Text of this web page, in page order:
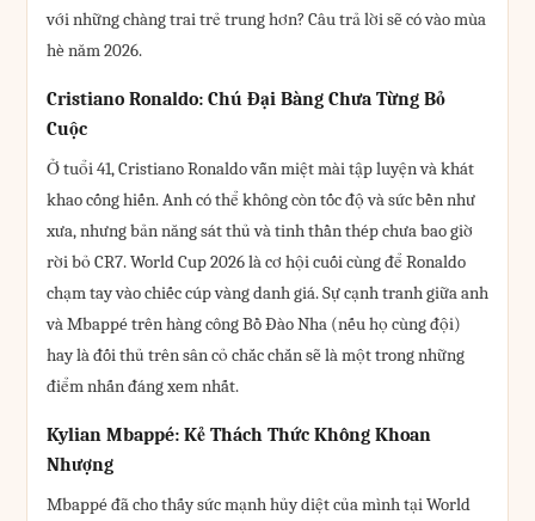
với những chàng trai trẻ trung hơn? Câu trả lời sẽ có vào mùa
hè năm 2026.
Cristiano Ronaldo: Chú Đại Bàng Chưa Từng Bỏ
Cuộc
Ở tuổi 41, Cristiano Ronaldo vẫn miệt mài tập luyện và khát
khao cống hiến. Anh có thể không còn tốc độ và sức bền như
xưa, nhưng bản năng sát thủ và tinh thần thép chưa bao giờ
rời bỏ CR7. World Cup 2026 là cơ hội cuối cùng để Ronaldo
chạm tay vào chiếc cúp vàng danh giá. Sự cạnh tranh giữa anh
và Mbappé trên hàng công Bồ Đào Nha (nếu họ cùng đội)
hay là đối thủ trên sân cỏ chắc chắn sẽ là một trong những
điểm nhấn đáng xem nhất.
Kylian Mbappé: Kẻ Thách Thức Không Khoan
Nhượng
Mbappé đã cho thấy sức mạnh hủy diệt của mình tại World